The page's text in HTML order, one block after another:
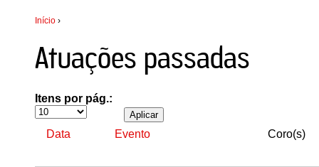
Início ›
Atuações passadas
Itens por pág.:
Data Evento Coro(s)